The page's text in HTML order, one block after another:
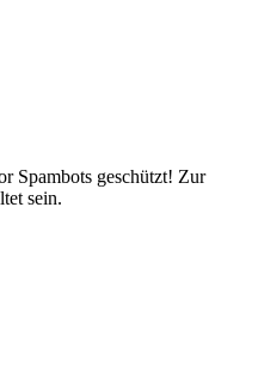
Spambots geschützt! Zur
sein.